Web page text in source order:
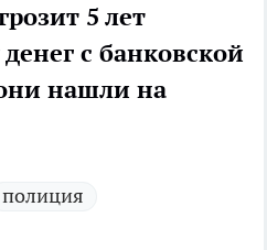
5 лет
с банковской
нашли на
полиция